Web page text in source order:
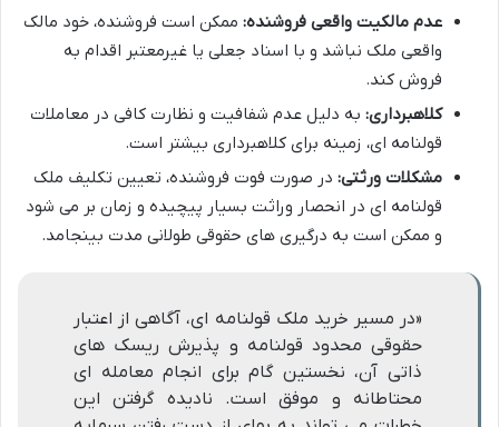
عدم مالکیت واقعی فروشنده: ممکن است فروشنده، خود مالک
واقعی ملک نباشد و با اسناد جعلی یا غیرمعتبر اقدام به
فروش کند.
کلاهبرداری: به دلیل عدم شفافیت و نظارت کافی در معاملات
قولنامه ای، زمینه برای کلاهبرداری بیشتر است.
مشکلات ورثتی: در صورت فوت فروشنده، تعیین تکلیف ملک
قولنامه ای در انحصار وراثت بسیار پیچیده و زمان بر می شود
و ممکن است به درگیری های حقوقی طولانی مدت بینجامد.
«در مسیر خرید ملک قولنامه ای، آگاهی از اعتبار
حقوقی محدود قولنامه و پذیرش ریسک های
ذاتی آن، نخستین گام برای انجام معامله ای
محتاطانه و موفق است. نادیده گرفتن این